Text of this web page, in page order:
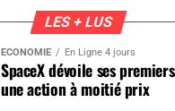
LES + LUS
ÉCONOMIE En Ligne 4 jours
SpaceX dévoile ses
une action à moitié prix